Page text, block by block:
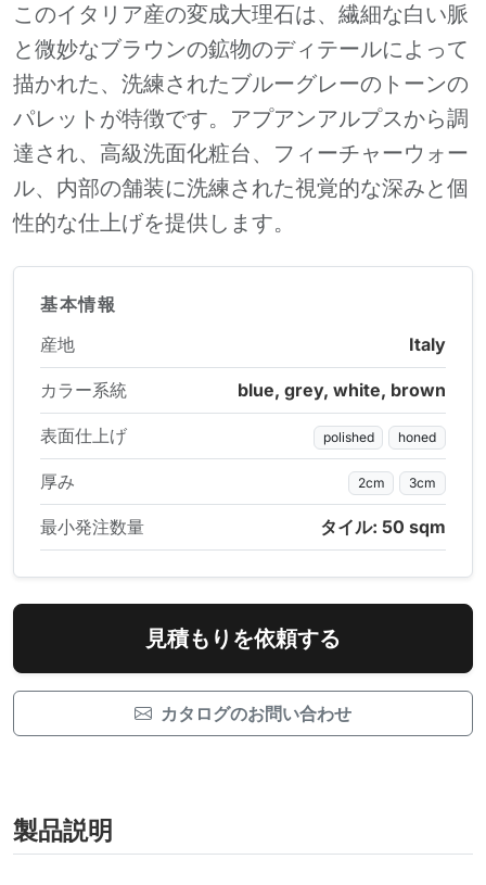
このイタリア産の変成大理石は、繊細な白い脈
と微妙なブラウンの鉱物のディテールによって
描かれた、洗練されたブルーグレーのトーンの
パレットが特徴です。アプアンアルプスから調
達され、高級洗面化粧台、フィーチャーウォー
ル、内部の舗装に洗練された視覚的な深みと個
性的な仕上げを提供します。
基本情報
産地 Italy
カラー系統 blue, grey, white, brown
表面仕上げ polished honed
厚み 2cm 3cm
最小発注数量 タイル: 50 sqm
見積もりを依頼する
カタログのお問い合わせ
製品説明